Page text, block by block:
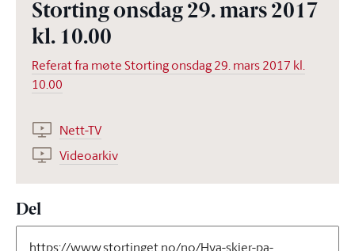
Storting onsdag 29. mars 2017
kl. 10.00
Referat fra møte Storting onsdag 29. mars 2017 kl.
10.00
Nett-TV
Videoarkiv
Del